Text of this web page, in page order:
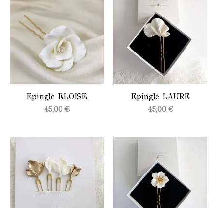
Epingle ELOISE
45,00 €
Epingle LAURE
45,00 €